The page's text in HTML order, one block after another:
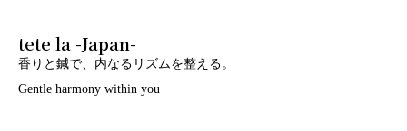
tete la -Japan-
香りと鍼で、内なるリズムを整える。
Gentle harmony within you